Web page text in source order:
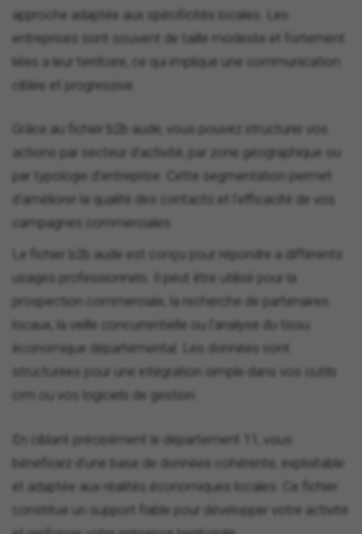
approche adaptée aux spécificités locales. Les
entreprises sont souvent de taille modeste et fortement
liées a leur territoire, ce qui implique une communication
ciblée et progressive.
Grâce au fichier b2b aude, vous pouvez structurer vos
actions par secteur d'activité, par zone géographique ou
par typologie d'entreprise. Cette segmentation permet
d'améliorer la qualité des contacts et l'efficacité de vos
campagnes commerciales.
Le fichier b2b aude est conçu pour répondre a différents
usages professionnels. Il peut être utilisé pour la
prospection commerciale, la recherche de partenaires
locaux, la veille concurrentielle ou l'analyse du tissu
économique départemental. Les données sont
structurées pour une intégration simple dans vos outils
crm ou vos logiciels de gestion.
En ciblant précisément le département 11, vous
bénéficiez d'une base de données cohérente, exploitable
et adaptée aux réalités économiques locales. Ce fichier
constitue un support fiable pour développer votre activité